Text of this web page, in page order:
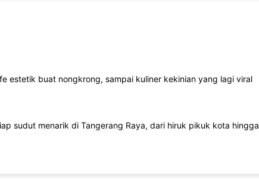
estetik buat nongkrong, sampai kuliner kekinian yang lagi viral
sudut menarik di Tangerang Raya, dari hiruk pikuk kota hingga